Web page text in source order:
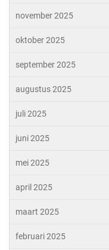
november 2025
oktober 2025
september 2025
augustus 2025
juli 2025
juni 2025
mei 2025
april 2025
maart 2025
februari 2025